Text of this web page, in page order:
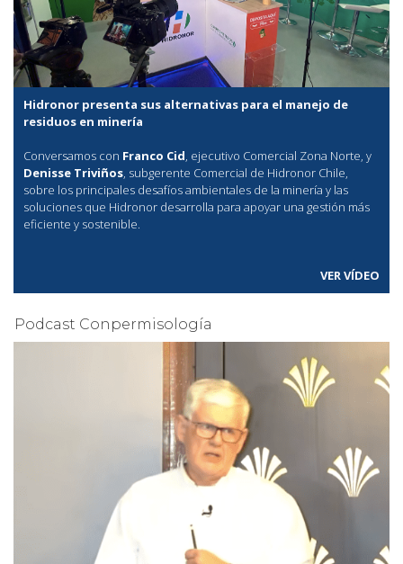
Hidronor presenta sus alternativas para el manejo de
residuos en minería
Conversamos con Franco Cid, ejecutivo Comercial Zona Norte, y
Denisse Triviños, subgerente Comercial de Hidronor Chile,
sobre los principales desafíos ambientales de la minería y las
soluciones que Hidronor desarrolla para apoyar una gestión más
eficiente y sostenible.
VER VÍDEO
Podcast Conpermisología